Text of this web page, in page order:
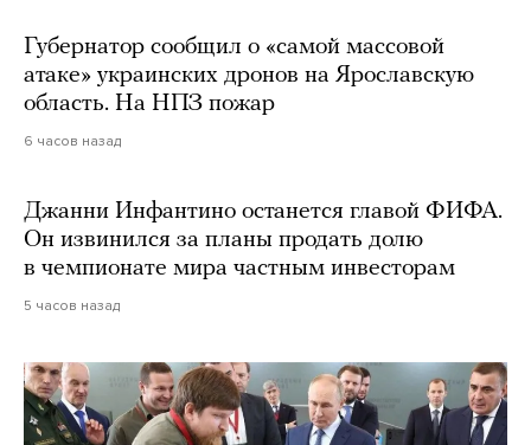
Губернатор сообщил о «самой массовой
атаке» украинских дронов на Ярославскую
область. На НПЗ пожар
6 часов назад
Джанни Инфантино останется главой ФИФА.
Он извинился за планы продать долю
в чемпионате мира частным инвесторам
5 часов назад